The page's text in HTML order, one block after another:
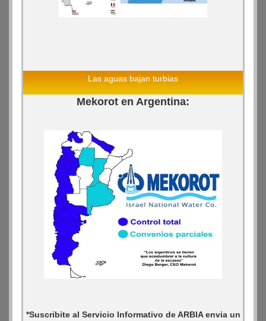
Las aguas bajan turbias
Mekorot en Argentina:
*Suscribite al Servicio Informativo de ARBIA envia un